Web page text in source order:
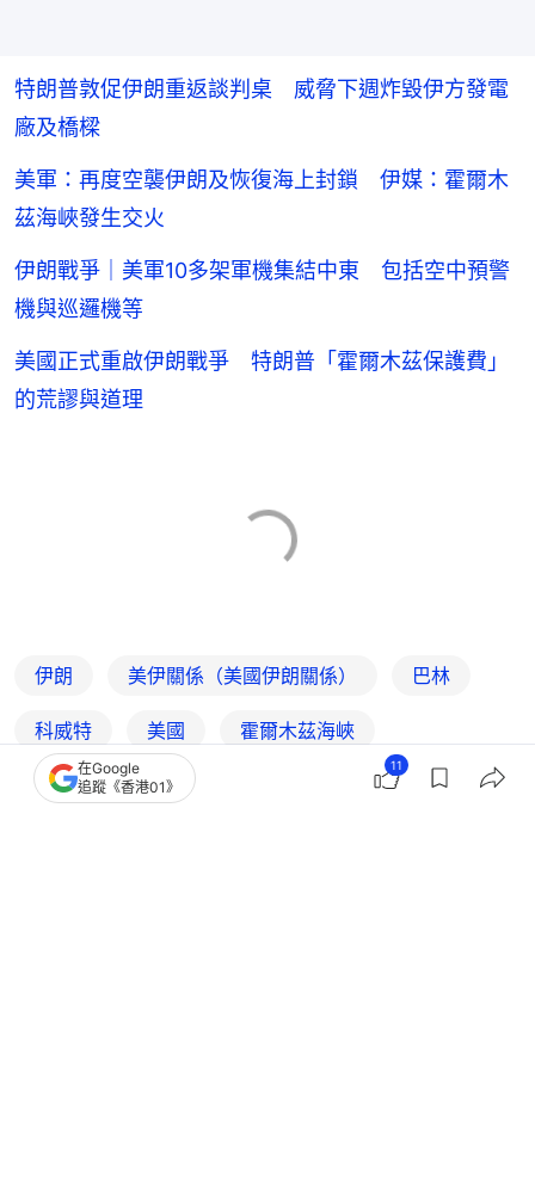
特朗普敦促伊朗重返談判桌 威脅下週炸毀伊方發電
廠及橋樑
美軍：再度空襲伊朗及恢復海上封鎖 伊媒：霍爾木
茲海峽發生交火
伊朗戰爭｜美軍10多架軍機集結中東 包括空中預警
機與巡邏機等
美國正式重啟伊朗戰爭 特朗普「霍爾木茲保護費」
的荒謬與道理
伊朗 美伊關係（美國伊朗關係） 巴林
科威特 美國 霍爾木茲海峽
在Google
追蹤《香港01》
11